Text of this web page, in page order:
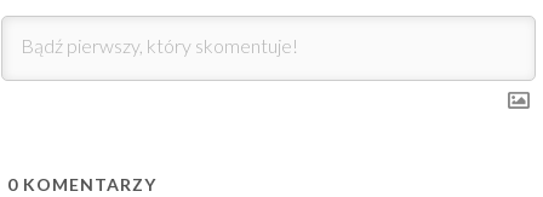
0 KOMENTARZY